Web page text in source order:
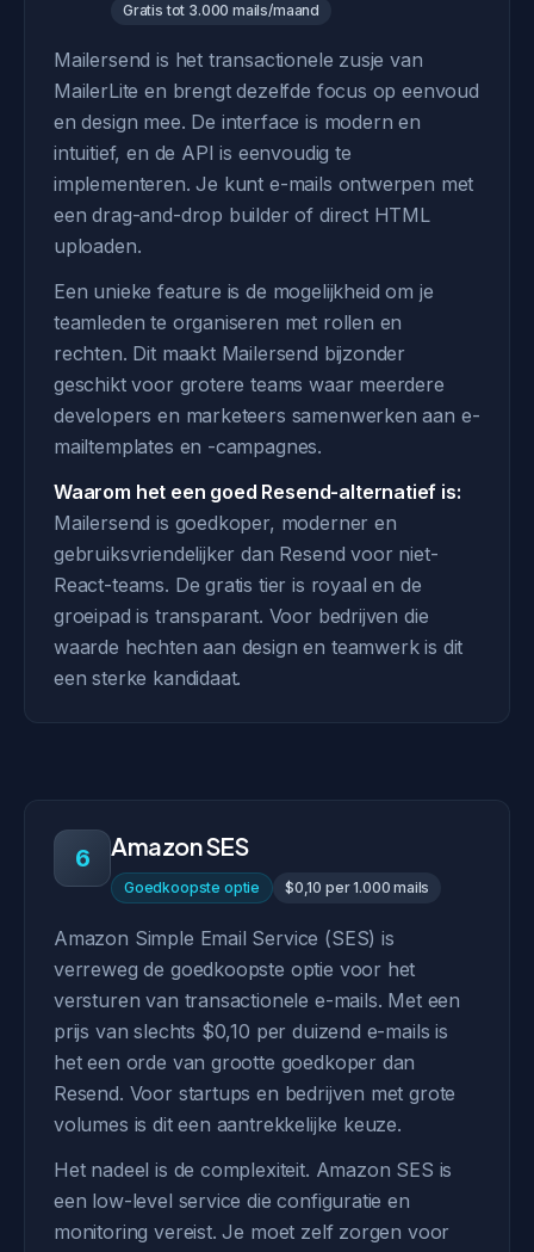
Gratis tot 3.000 mails/maand
Mailersend is het transactionele zusje van
MailerLite en brengt dezelfde focus op eenvoud
en design mee. De interface is modern en
intuitief, en de API is eenvoudig te
implementeren. Je kunt e-mails ontwerpen met
een drag-and-drop builder of direct HTML
uploaden.
Een unieke feature is de mogelijkheid om je
teamleden te organiseren met rollen en
rechten. Dit maakt Mailersend bijzonder
geschikt voor grotere teams waar meerdere
developers en marketeers samenwerken aan e-
mailtemplates en -campagnes.
Waarom het een goed Resend-alternatief is:
Mailersend is goedkoper, moderner en
gebruiksvriendelijker dan Resend voor niet-
React-teams. De gratis tier is royaal en de
groeipad is transparant. Voor bedrijven die
waarde hechten aan design en teamwerk is dit
een sterke kandidaat.
6 Amazon SES
Goedkoopste optie $0,10 per 1.000 mails
Amazon Simple Email Service (SES) is
verreweg de goedkoopste optie voor het
versturen van transactionele e-mails. Met een
prijs van slechts $0,10 per duizend e-mails is
het een orde van grootte goedkoper dan
Resend. Voor startups en bedrijven met grote
volumes is dit een aantrekkelijke keuze.
Het nadeel is de complexiteit. Amazon SES is
een low-level service die configuratie en
monitoring vereist. Je moet zelf zorgen voor